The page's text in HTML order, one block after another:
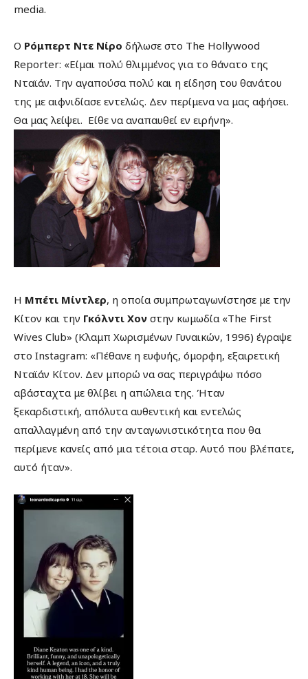
media.
Ο Ρόμπερτ Ντε Νίρο δήλωσε στο The Hollywood
Reporter: «Είμαι πολύ θλιμμένος για το θάνατο της
Νταϊάν. Την αγαπούσα πολύ και η είδηση του θανάτου
της με αιφνιδίασε εντελώς. Δεν περίμενα να μας αφήσει.
Θα μας λείψει. Είθε να αναπαυθεί εν ειρήνη».
Η Μπέτι Μίντλερ, η οποία συμπρωταγωνίστησε με την
Κίτον και την Γκόλντι Χον στην κωμωδία «The First
Wives Club» (Κλαμπ Χωρισμένων Γυναικών, 1996) έγραψε
στο Instagram: «Πέθανε η ευφυής, όμορφη, εξαιρετική
Νταϊάν Κίτον. Δεν μπορώ να σας περιγράψω πόσο
αβάσταχτα με θλίβει η απώλεια της. Ήταν
ξεκαρδιστική, απόλυτα αυθεντική και εντελώς
απαλλαγμένη από την ανταγωνιστικότητα που θα
περίμενε κανείς από μια τέτοια σταρ. Αυτό που βλέπατε,
αυτό ήταν».